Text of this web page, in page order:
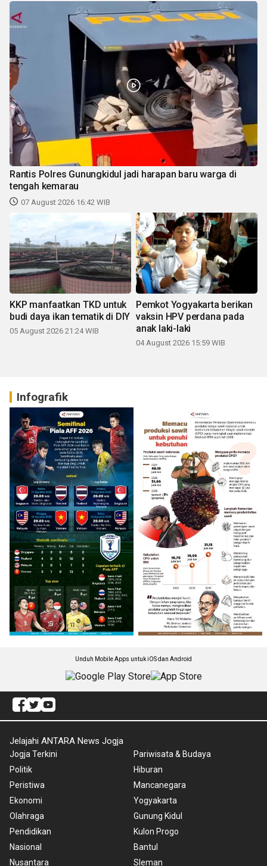
Rantis Polres Gunungkidul jadi harapan baru warga di
tengah kemarau
07 August 2026 16:42 WIB
KKP manfaatkan TKD untuk
budi daya ikan tematik di DIY
05 August 2026 21:24 WIB
Pemkot Yogyakarta berikan
vaksin HPV perdana pada
anak laki-laki
04 August 2026 15:59 WIB
Infografik
Unduh Mobile Apps untuk iOS dan Android
Jelajahi ANTARA News Jogja
Jogja Terkini
Politik
Peristiwa
Ekonomi
Olahraga
Pendidikan
Nasional
Nusantara
Pariwisata & Budaya
Hiburan
Mancanegara
Yogyakarta
Gunung Kidul
Kulon Progo
Bantul
Sleman